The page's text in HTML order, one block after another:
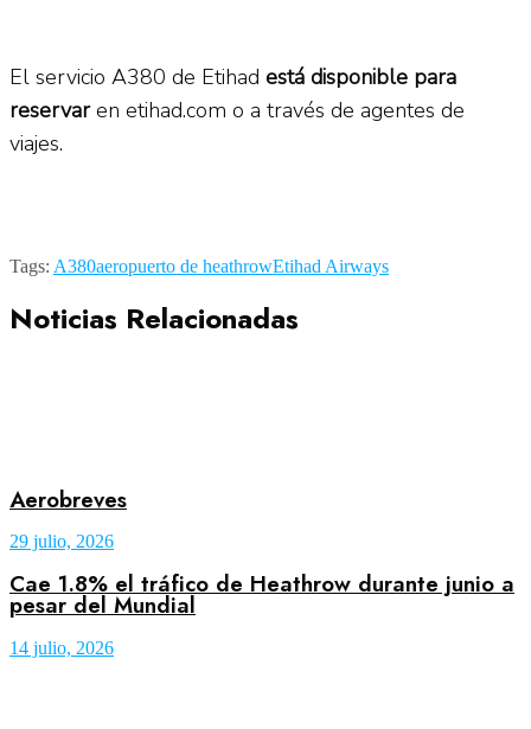
El servicio A380 de Etihad está disponible para
reservaren etihad.com o a través de agentes de
viajes.
Tags: A380aeropuerto de heathrowEtihad Airways
Noticias Relacionadas
Aerobreves
29 julio, 2026
Cae 1.8% el tráfico de Heathrow durante junio a
pesar del Mundial
14 julio, 2026